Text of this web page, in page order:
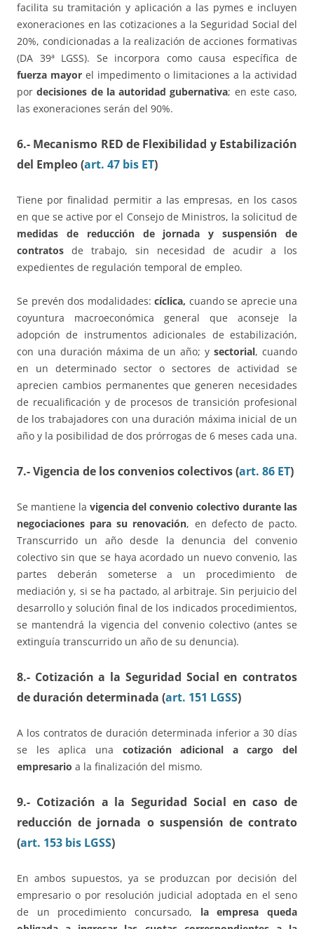
facilita su tramitación y aplicación a las pymes e incluyen
exoneraciones en las cotizaciones a la Seguridad Social del
20%, condicionadas a la realización de acciones formativas
(DA 39ª LGSS). Se incorpora como causa específica de
fuerza mayor el impedimento o limitaciones a la actividad
pordecisiones de la autoridad gubernativa; en este caso,
las exoneraciones serán del 90%.
6.- Mecanismo RED de Flexibilidad y Estabilización
del Empleo (art. 47 bis ET)
Tiene por finalidad permitir a las empresas, en los casos
en que se active por el Consejo de Ministros, la solicitud de
medidas de reducción de jornada y suspensión de
contratos de trabajo, sin necesidad de acudir a los
expedientes de regulación temporal de empleo.
Se prevén dos modalidades: cíclica, cuando se aprecie una
coyuntura macroeconómica general que aconseje la
adopción de instrumentos adicionales de estabilización,
con una duración máxima de un año; ysectorial, cuando
en un determinado sector o sectores de actividad se
aprecien cambios permanentes que generen necesidades
de recualificación y de procesos de transición profesional
de los trabajadores con una duración máxima inicial de un
año y la posibilidad de dos prórrogas de 6 meses cada una.
7.- Vigencia de los convenios colectivos (art. 86 ET)
Se mantiene la vigencia del convenio colectivo durante las
negociaciones para su renovación, en defecto de pacto.
Transcurrido un año desde la denuncia del convenio
colectivo sin que se haya acordado un nuevo convenio, las
partes deberán someterse a un procedimiento de
mediación y, si se ha pactado, al arbitraje. Sin perjuicio del
desarrollo y solución final de los indicados procedimientos,
se mantendrá la vigencia del convenio colectivo (antes se
extinguía transcurrido un año de su denuncia).
8.- Cotización a la Seguridad Social en contratos
de duración determinada (art. 151 LGSS)
A los contratos de duración determinada inferior a 30 días
se les aplica una cotización adicional a cargo del
empresario a la finalización del mismo.
9.- Cotización a la Seguridad Social en caso de
reducción de jornada o suspensión de contrato
(art. 153 bis LGSS)
En ambos supuestos, ya se produzcan por decisión del
empresario o por resolución judicial adoptada en el seno
de un procedimiento concursado, la empresa queda